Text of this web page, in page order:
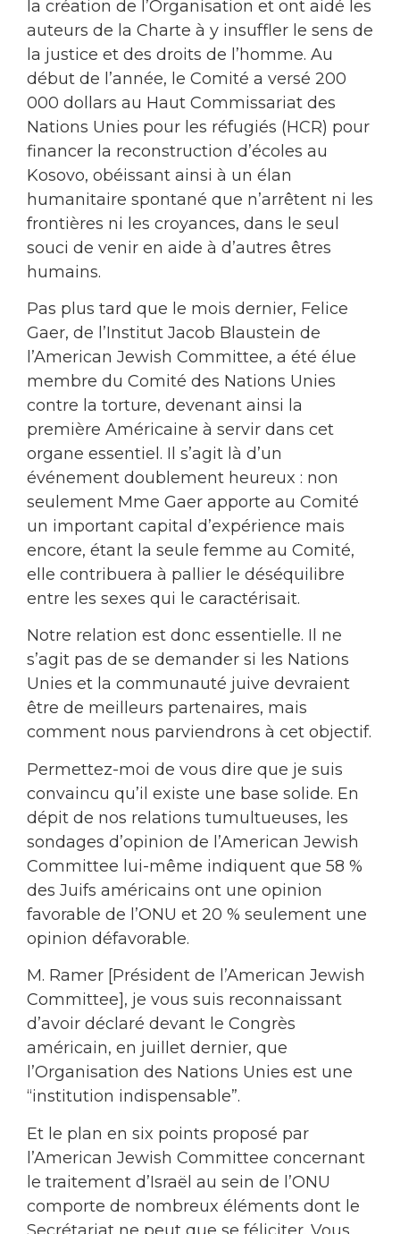
la création de l’Organisation et ont aidé les
auteurs de la Charte à y insuffler le sens de
la justice et des droits de l’homme. Au
début de l’année, le Comité a versé 200
000 dollars au Haut Commissariat des
Nations Unies pour les réfugiés (HCR) pour
financer la reconstruction d’écoles au
Kosovo, obéissant ainsi à un élan
humanitaire spontané que n’arrêtent ni les
frontières ni les croyances, dans le seul
souci de venir en aide à d’autres êtres
humains.
Pas plus tard que le mois dernier, Felice
Gaer, de l’Institut Jacob Blaustein de
l’American Jewish Committee, a été élue
membre du Comité des Nations Unies
contre la torture, devenant ainsi la
première Américaine à servir dans cet
organe essentiel. Il s’agit là d’un
événement doublement heureux : non
seulement Mme Gaer apporte au Comité
un important capital d’expérience mais
encore, étant la seule femme au Comité,
elle contribuera à pallier le déséquilibre
entre les sexes qui le caractérisait.
Notre relation est donc essentielle. Il ne
s’agit pas de se demander si les Nations
Unies et la communauté juive devraient
être de meilleurs partenaires, mais
comment nous parviendrons à cet objectif.
Permettez-moi de vous dire que je suis
convaincu qu’il existe une base solide. En
dépit de nos relations tumultueuses, les
sondages d’opinion de l’American Jewish
Committee lui-même indiquent que 58 %
des Juifs américains ont une opinion
favorable de l’ONU et 20 % seulement une
opinion défavorable.
M. Ramer [Président de l’American Jewish
Committee], je vous suis reconnaissant
d’avoir déclaré devant le Congrès
américain, en juillet dernier, que
l’Organisation des Nations Unies est une
“institution indispensable”.
Et le plan en six points proposé par
l’American Jewish Committee concernant
le traitement d’Israël au sein de l’ONU
comporte de nombreux éléments dont le
Secrétariat ne peut que se féliciter. Vous